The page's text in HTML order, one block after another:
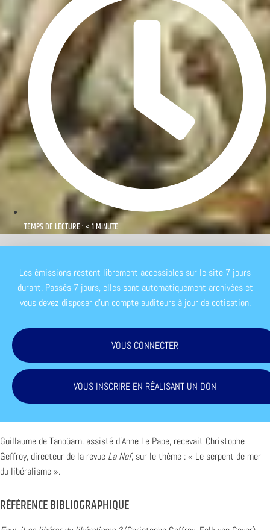
TEMPS DE LECTURE : < 1 MINUTE
Les émissions restent librement accessibles sur le site 7 jours
durant. Passés 7 jours, elles sont automatiquement archivées et
vous devez disposer d'un compte auditeurs à jour de cotisation.
VOUS CONNECTER
VOUS INSCRIRE EN RÉALISANT UN DON
Guillaume de Tanoüarn, assisté d’Anne Le Pape, recevait Christophe
Geffroy, directeur de la revue La Nef, sur le thème : « Le serpent de mer
du libéralisme ».
RÉFÉRENCE BIBLIOGRAPHIQUE